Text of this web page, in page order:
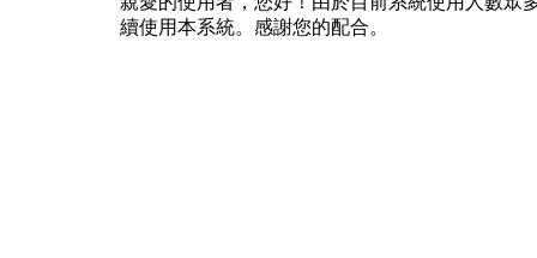
續使用本系統。感謝您的配合。